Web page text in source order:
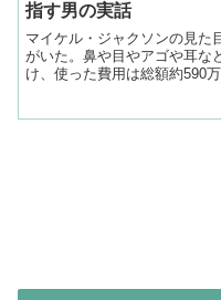
指す男の実話
マイケル・ジャクソンの見た
がいた。鼻や目やアゴや耳な
け、使った費用は総額約590